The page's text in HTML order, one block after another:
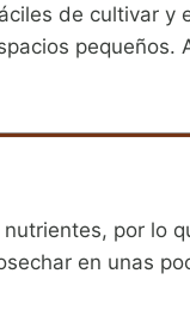
de cultivar
por lo
en unas